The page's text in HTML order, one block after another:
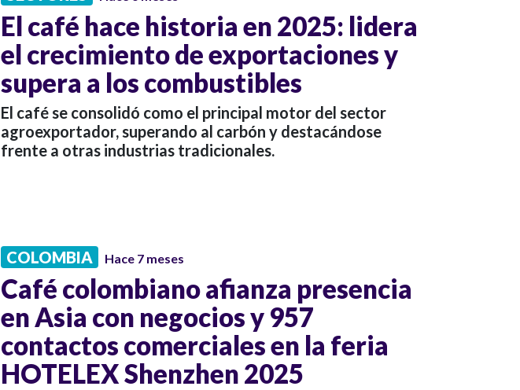
El café hace historia en 2025: lidera
el crecimiento de exportaciones y
supera a los combustibles
El café se consolidó como el principal motor del sector
agroexportador, superando al carbón y destacándose
frente a otras industrias tradicionales.
COLOMBIA Hace 7 meses
Café colombiano afianza presencia
en Asia con negocios y 957
contactos comerciales en la feria
HOTELEX Shenzhen 2025